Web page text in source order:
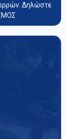
Δηλώστε